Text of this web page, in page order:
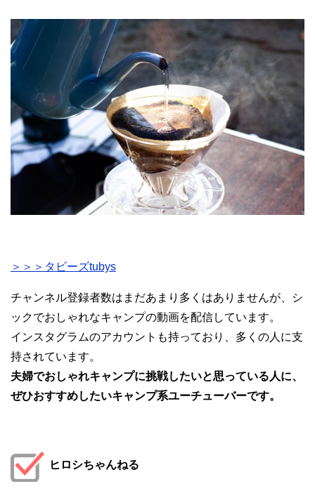
＞＞＞タビーズtubys
チャンネル登録者数はまだあまり多くはありませんが、シ
ックでおしゃれなキャンプの動画を配信しています。
インスタグラムのアカウントも持っており、多くの人に支
持されています。
夫婦でおしゃれキャンプに挑戦したいと思っている人に、
ぜひおすすめしたいキャンプ系ユーチューバーです。
ヒロシちゃんねる